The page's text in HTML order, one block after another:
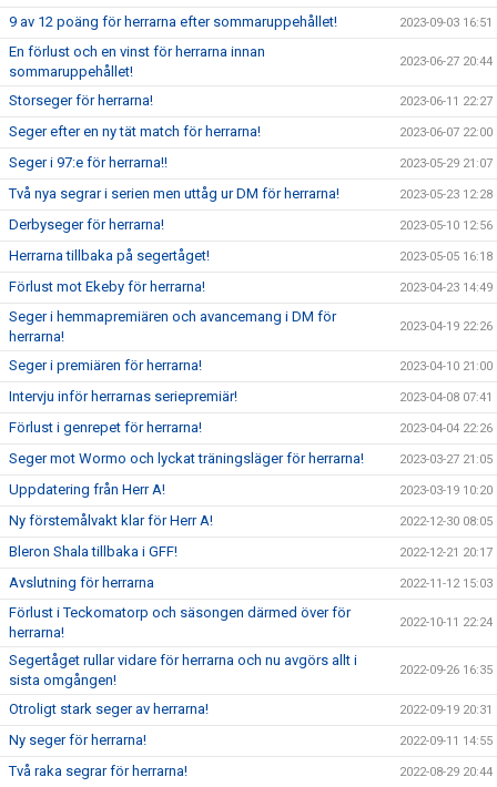
9 av 12 poäng för herrarna efter sommaruppehållet! 2023-09-03 16:51
En förlust och en vinst för herrarna innan
sommaruppehållet!
2023-06-27 20:44
Storseger för herrarna! 2023-06-11 22:27
Seger efter en ny tät match för herrarna! 2023-06-07 22:00
Seger i 97:e för herrarna!! 2023-05-29 21:07
Två nya segrar i serien men uttåg ur DM för herrarna! 2023-05-23 12:28
Derbyseger för herrarna! 2023-05-10 12:56
Herrarna tillbaka på segertåget! 2023-05-05 16:18
Förlust mot Ekeby för herrarna! 2023-04-23 14:49
Seger i hemmapremiären och avancemang i DM för
herrarna!
2023-04-19 22:26
Seger i premiären för herrarna! 2023-04-10 21:00
Intervju inför herrarnas seriepremiär! 2023-04-08 07:41
Förlust i genrepet för herrarna! 2023-04-04 22:26
Seger mot Wormo och lyckat träningsläger för herrarna! 2023-03-27 21:05
Uppdatering från Herr A! 2023-03-19 10:20
Ny förstemålvakt klar för Herr A! 2022-12-30 08:05
Bleron Shala tillbaka i GFF! 2022-12-21 20:17
Avslutning för herrarna 2022-11-12 15:03
Förlust i Teckomatorp och säsongen därmed över för
herrarna!
2022-10-11 22:24
Segertåget rullar vidare för herrarna och nu avgörs allt i
sista omgången!
2022-09-26 16:35
Otroligt stark seger av herrarna! 2022-09-19 20:31
Ny seger för herrarna! 2022-09-11 14:55
Två raka segrar för herrarna! 2022-08-29 20:44